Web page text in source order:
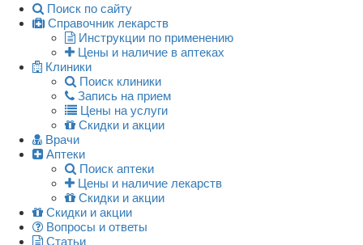
Поиск по сайту
Справочник лекарств
Инструкции по применению
Цены и наличие в аптеках
Клиники
Поиск клиники
Запись на прием
Цены на услуги
Скидки и акции
Врачи
Аптеки
Поиск аптеки
Цены и наличие лекарств
Скидки и акции
Скидки и акции
Вопросы и ответы
Статьи